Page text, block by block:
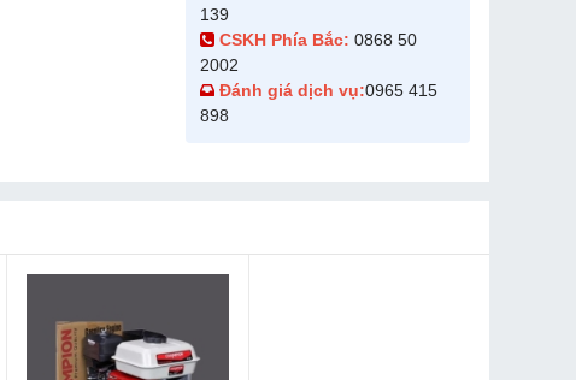
139
CSKH Phía Bắc: 0868 50
2002
Đánh giá dịch vụ:0965 415
898